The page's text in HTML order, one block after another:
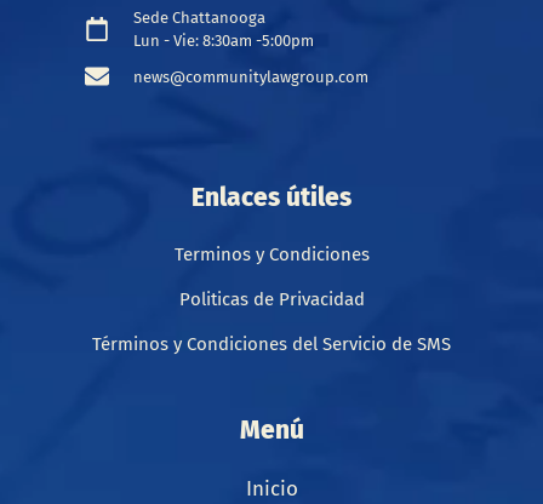
Sede Chattanooga
Lun - Vie: 8:30am -5:00pm
news@communitylawgroup.com
Enlaces útiles
Terminos y Condiciones
Politicas de Privacidad
Términos y Condiciones del Servicio de SMS
Menú
Inicio